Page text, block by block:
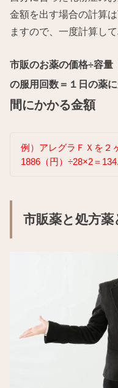
金額を出す場合の計算
ますので、一度計算し
市販のお薬の価格÷容量
の服用回数＝１日の薬
間にかかる金額
例）アレグラＦＸを２
1886（円）÷28×2＝
市販薬と処方